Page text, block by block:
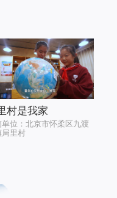
村是我家
单位：北京市怀柔区九渡
局里村